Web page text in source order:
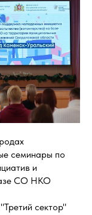
семинары по
и
СО НКО
сектор"